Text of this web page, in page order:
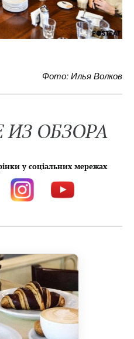
Фото: Илья Волков
ИЗ ОБЗОРА
у соціальних мережах: